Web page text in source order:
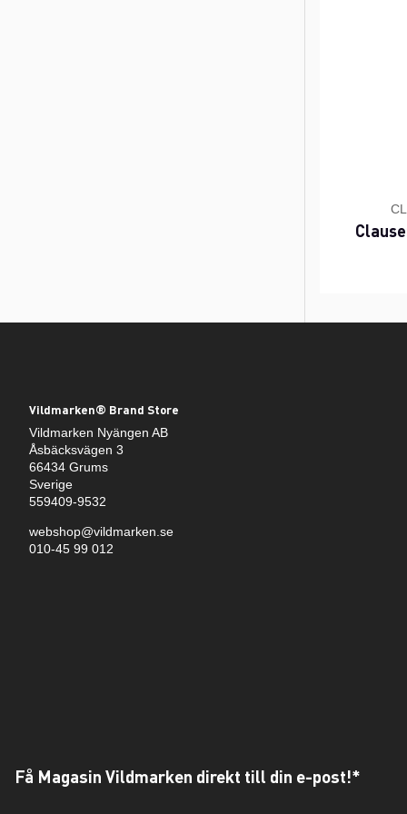
Vildmarken® Brand Store
Vildmarken Nyängen AB
Åsbäcksvägen 3
66434 Grums
Sverige
559409-9532
webshop@vildmarken.se
010-45 99 012
Få Magasin Vildmarken direkt till din e-post!*